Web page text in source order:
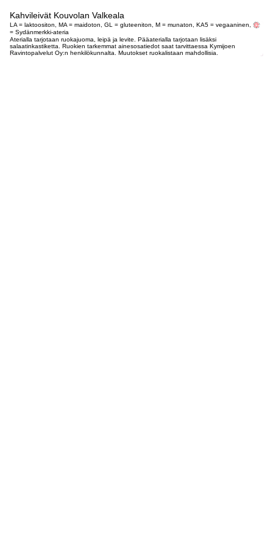
Kahvileivät Kouvolan Valkeala
LA = laktoositon, MA = maidoton, GL = gluteeniton, M = munaton, KA5 = vegaaninen,
= Sydänmerkki-ateria
Aterialla tarjotaan ruokajuoma, leipä ja levite. Pääaterialla tarjotaan lisäksi
salaatinkastiketta. Ruokien tarkemmat ainesosatiedot saat tarvittaessa Kymijoen
Ravintopalvelut Oy:n henkilökunnalta. Muutokset ruokalistaan mahdollisia.